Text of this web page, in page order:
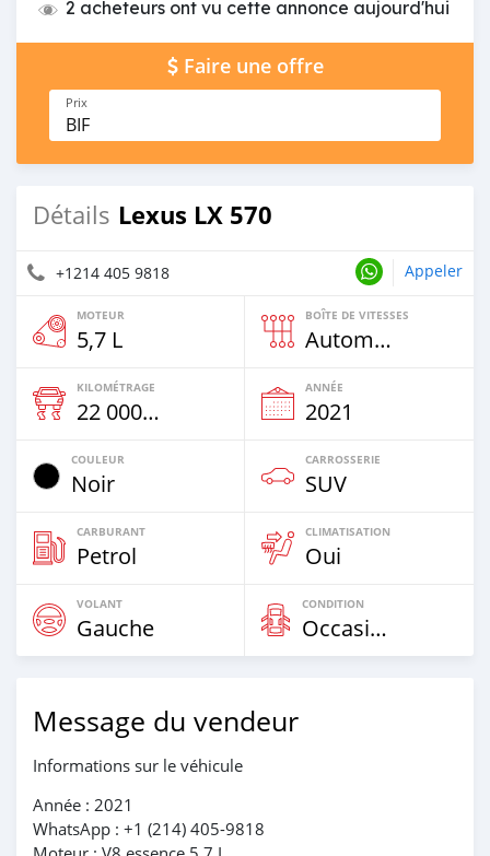
2 acheteurs ont vu cette annonce aujourd'hui
Faire une offre
Prix
BIF
Détails Lexus LX 570
+1214 405 9818 Appeler
MOTEUR
5,7 L
BOÎTE DE VITESSES
Automatique
KILOMÉTRAGE
22 000 Km
ANNÉE
2021
COULEUR
Noir
CARROSSERIE
SUV
CARBURANT
Petrol
CLIMATISATION
Oui
VOLANT
Gauche
CONDITION
Occasion
Message du vendeur
Informations sur le véhicule
Année : 2021
WhatsApp : +1 (214) 405-9818